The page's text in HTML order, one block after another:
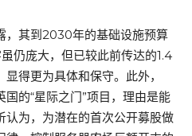
其到2030年的基础设施预算
仍庞大，但已较此前传达的1.4
得更为具体和保守。此外，
的“星际之门”项目，理由是能
认为，为潜在的首次公开募股做